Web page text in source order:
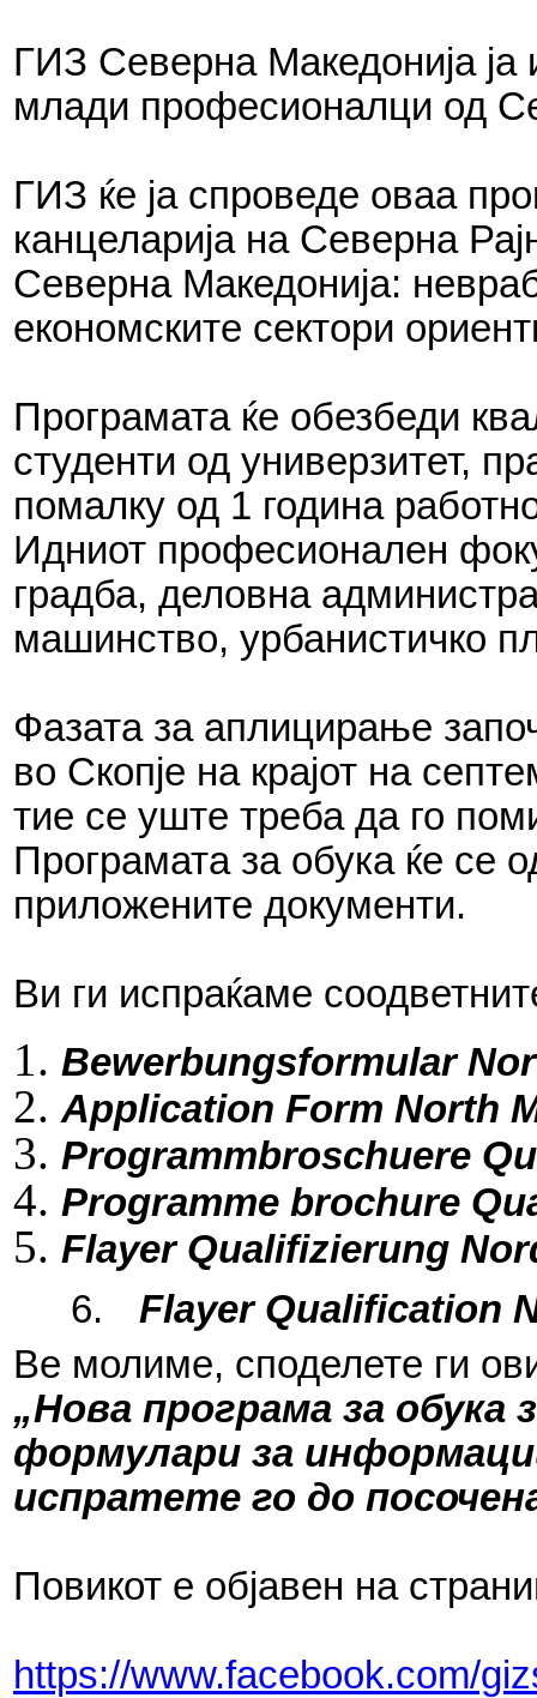
ГИЗ Северна Македонија
млади професионалци од
ГИЗ ќе ја спроведе оваа
канцеларија на Северна
Северна Македонија:
економските сектори
Програмата ќе обезбеди
студенти од универзитет,
помалку од 1 година
Идниот професионален
градба, деловна
машинство, урбанистичко
Фазата за аплицирање
во Скопје на крајот на
тие се уште треба да го
Програмата за обука ќе се
приложените документи.
Ви ги испраќаме
Bewerbungsformular
Application Form North
Programmbroschuere
Programme brochure
Flayer Qualifizierung
6.
Flayer Qualification
Ве молиме, споделете ги
„Нова програма за обука
формулари за
испратете го до посочен
Повикот е објавен на
https://www.facebook.com/